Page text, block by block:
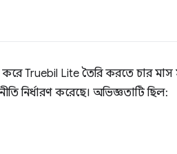
Truebil Lite তৈরি করতে চার
নির্ধারণ করেছে। অভিজ্ঞতাটি ছিল: